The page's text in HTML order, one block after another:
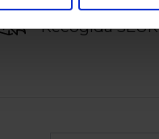
Puntos de
Recogida SEUR